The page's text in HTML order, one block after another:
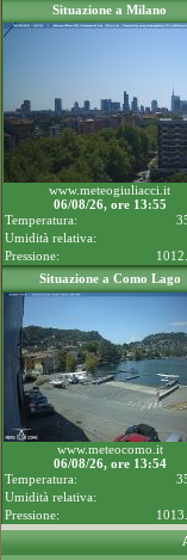
Situazione a Milano
www.meteogiuliacci.it
06/08/26, ore 13:55
Temperatura:
Umidità relativa:
Pressione:
Situazione a Como Lago
www.meteocomo.it
06/08/26, ore 13:54
Temperatura:
Umidità relativa:
Pressione: